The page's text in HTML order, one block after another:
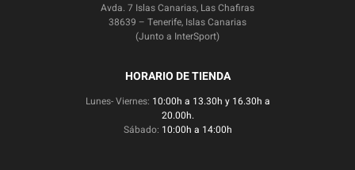
Avda. 7 Islas Canarias, Las Chafiras
38639 – Tenerife, Islas Canarias
(Junto a InterSport)
HORARIO DE TIENDA
Lunes- Viernes: 10:00h a 13.30h y 16.30h a
20.00h.
Sábado: 10:00h a 14:00h